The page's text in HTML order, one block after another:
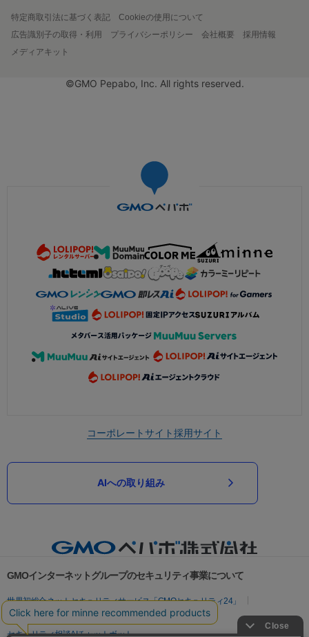
特定商取引法に基づく表記
Cookieの使用について
広告識別子の取得・利用
プライバシーポリシー 会社概要
採用情報
メディアキット
©GMO Pepabo, Inc. All rights reserved.
コーポレートサイト採用サイト
AIへの取り組み
GMOインターネットグループのセキュリティ事業について
世界初総合ネットセキュリティサービス「GMOセキュリティ24」
パスワード漏洩診断
Webサイトリスク診断
セキュリティ相談AIチャットボット